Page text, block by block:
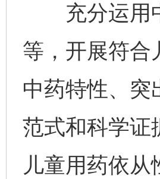
充分运用中
等，开展符合
中药特性、突
范式和科学证
儿童用药依